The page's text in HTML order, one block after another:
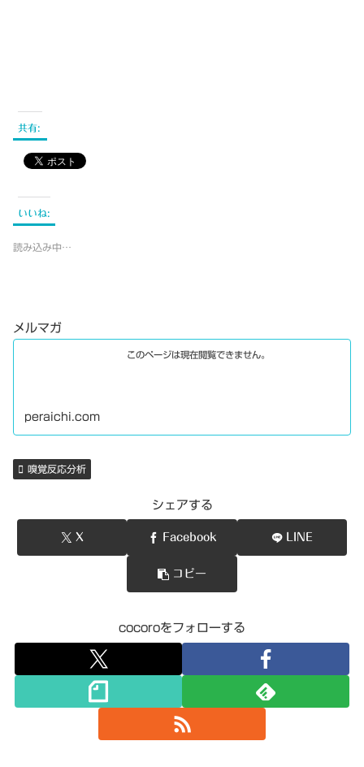
共有:
いいね:
読み込み中…
メルマガ
このページは現在閲覧できません。
peraichi.com
嗅覚反応分析
シェアする
X Facebook LINE
コピー
cocoroをフォローする